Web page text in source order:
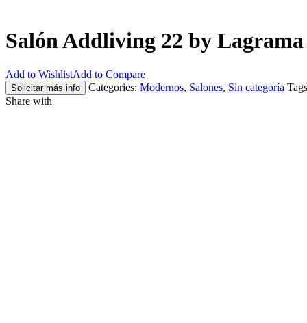
Salón Addliving 22 by Lagrama
Add to WishlistAdd to Compare
Solicitar más info Categories: Modernos, Salones, Sin categoría
Share with